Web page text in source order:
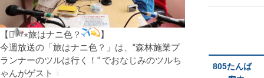
【⋆͛ ⋆旅はナニ色？
】
今週放送の「旅はナニ色？」は、“森林施業プ
ランナーのツルは行く！“ でおなじみのツルち
ゃんがゲスト
805たんば